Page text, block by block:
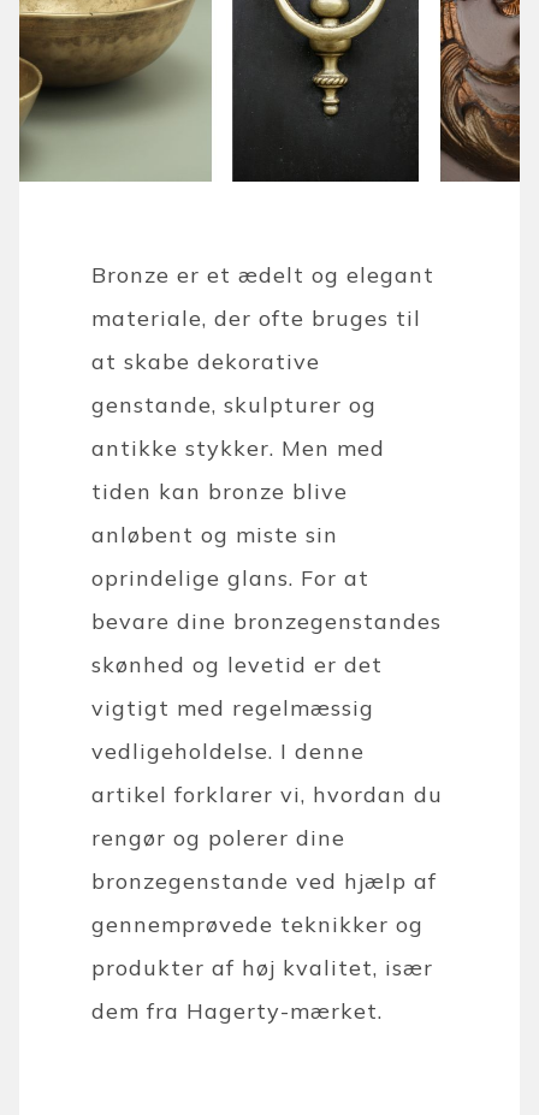
Bronze er et ædelt og elegant
materiale, der ofte bruges til
at skabe dekorative
genstande, skulpturer og
antikke stykker. Men med
tiden kan bronze blive
anløbent og miste sin
oprindelige glans. For at
bevare dine bronzegenstandes
skønhed og levetid er det
vigtigt med regelmæssig
vedligeholdelse. I denne
artikel forklarer vi, hvordan du
rengør og polerer dine
bronzegenstande ved hjælp af
gennemprøvede teknikker og
produkter af høj kvalitet, især
dem fra Hagerty-mærket.